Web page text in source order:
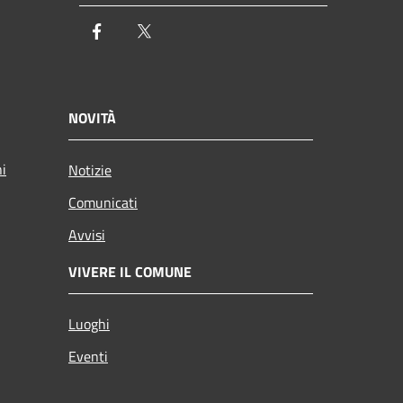
Facebook
NOVITÀ
Notizie
Comunicati
Avvisi
VIVERE IL COMUNE
Luoghi
Eventi